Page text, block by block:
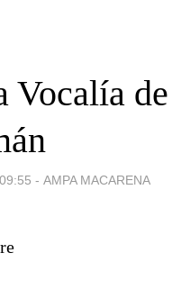
Vocalía de
- AMPA MACARENA